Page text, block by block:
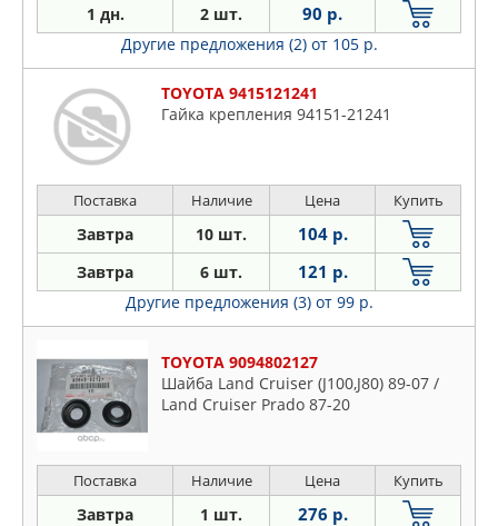
1 дн. 2 шт. 90 р.
Другие предложения (2) от 105 р.
TOYOTA 9415121241
Гайка крепления 94151-21241
Поставка Наличие Цена Купить
Завтра 10 шт. 104 р.
Завтра 6 шт. 121 р.
Другие предложения (3) от 99 р.
TOYOTA 9094802127
Шайба Land Cruiser (J100,J80) 89-07 /
Land Cruiser Prado 87-20
Поставка Наличие Цена Купить
Завтра 1 шт. 276 р.